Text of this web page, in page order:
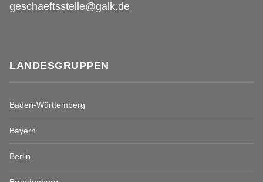
geschaeftsstelle@galk.de
LANDESGRUPPEN
Baden-Württemberg
Bayern
Berlin